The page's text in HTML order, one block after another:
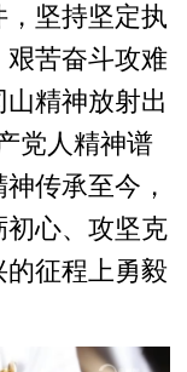
坚持坚定执
艰苦奋斗攻难
精神放射出
党人精神谱
传承至今，
初心、攻坚克
的征程上勇毅